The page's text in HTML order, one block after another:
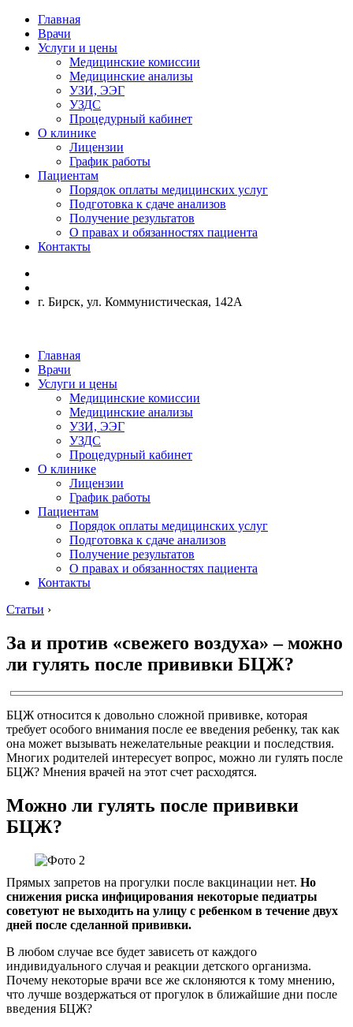
Главная
Врачи
Услуги и цены
Медицинские комиссии
Медицинские анализы
УЗИ, ЭЭГ
УЗДС
Процедурный кабинет
О клинике
Лицензии
График работы
Пациентам
Порядок оплаты медицинских услуг
Подготовка к сдаче анализов
Получение результатов
О правах и обязанностях пациента
Контакты
г. Бирск, ул. Коммунистическая, 142А
Главная
Врачи
Услуги и цены
Медицинские комиссии
Медицинские анализы
УЗИ, ЭЭГ
УЗДС
Процедурный кабинет
О клинике
Лицензии
График работы
Пациентам
Порядок оплаты медицинских услуг
Подготовка к сдаче анализов
Получение результатов
О правах и обязанностях пациента
Контакты
Статьи ›
За и против «свежего воздуха» – можно
ли гулять после прививки БЦЖ?
БЦЖ относится к довольно сложной прививке, которая
требует особого внимания после ее введения ребенку, так как
она может вызывать нежелательные реакции и последствия.
Многих родителей интересует вопрос, можно ли гулять после
БЦЖ? Мнения врачей на этот счет расходятся.
Можно ли гулять после прививки
БЦЖ?
Прямых запретов на прогулки после вакцинации нет. Но
снижения риска инфицирования некоторые педиатры
советуют не выходить на улицу с ребенком в течение двух
дней после сделанной прививки.
В любом случае все будет зависеть от каждого
индивидуального случая и реакции детского организма.
Почему некоторые врачи все же склоняются к тому мнению,
что лучше воздержаться от прогулок в ближайшие дни после
введения БЦЖ?